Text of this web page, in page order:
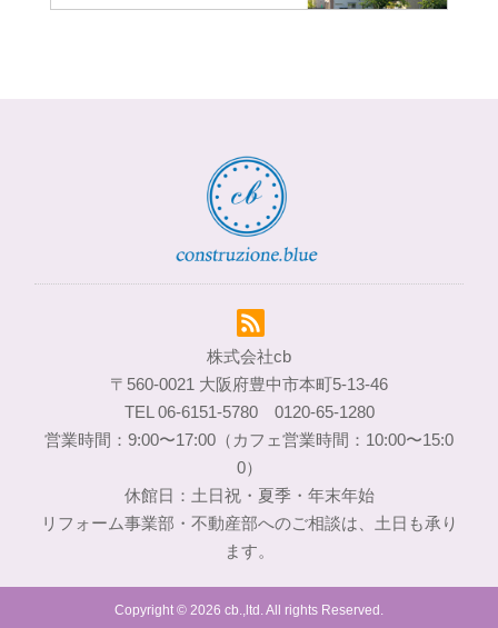
株式会社cb
〒560-0021 大阪府豊中市本町5-13-46
TEL 06-6151-5780 0120-65-1280
営業時間：9:00〜17:00（カフェ営業時間：10:00〜15:0
0）
休館日：土日祝・夏季・年末年始
リフォーム事業部・不動産部へのご相談は、土日も承り
ます。
Copyright © 2026 cb.,ltd. All rights Reserved.